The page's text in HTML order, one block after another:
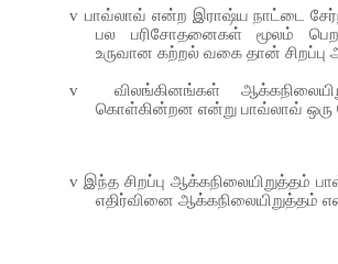
v பாவ்லாவ் என்ற இராஷ்ய நாட்டை
பல பரிசோதனைகள் மூலம்
உருவான கற்றல் வகை தான் சிறப்பு
v
விலங்கினங்கள்
கொள்கின்றன என்று பாவ்லாவ் ஒரு
v இந்த சிறப்பு ஆக்கநிலையிறுத்தம்
எதிர்வினை ஆக்கநிலையிறுத்தம்